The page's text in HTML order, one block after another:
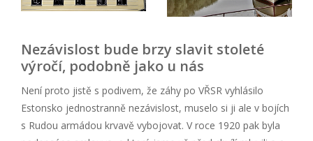
Nezávislost bude brzy slavit stoleté
výročí, podobně jako u nás
Není proto jistě s podivem, že záhy po VŘSR vyhlásilo
Estonsko jednostranně nezávislost, muselo si ji ale v bojích
s Rudou armádou krvavě vybojovat. V roce 1920 pak byla